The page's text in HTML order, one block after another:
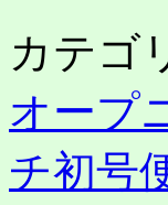
カテゴ
オープ
チ初号